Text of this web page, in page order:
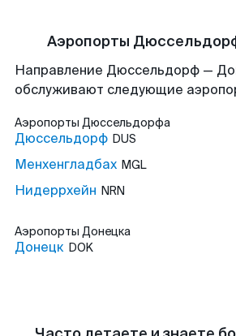
Аэропорты
Направление Дюссельдорф —
обслуживают следующие
Аэропорты Дюссельдорфа
Дюссельдорф DUS
Менхенгладбах MGL
Нидеррхейн NRN
Аэропорты Донецка
Донецк DOK